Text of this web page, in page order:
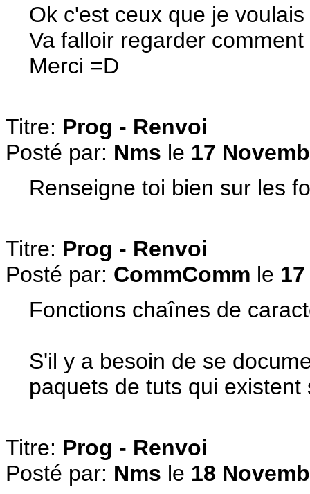
Ok c'est ceux que je
Va falloir regarder
Merci =D
Titre: Prog - Renvoi
Posté par: Nms le 17
Renseigne toi bien sur les
Titre: Prog - Renvoi
Posté par: CommComm le
Fonctions chaînes de
S'il y a besoin de se
paquets de tuts qui
Titre: Prog - Renvoi
Posté par: Nms le 18